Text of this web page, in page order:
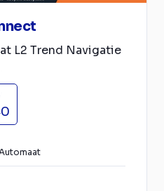
L2 Trend Navigatie